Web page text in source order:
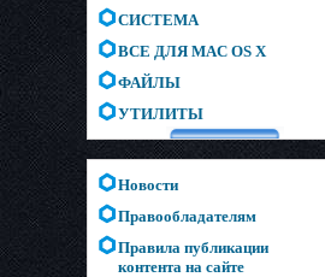
СИСТЕМА
ВСЕ ДЛЯ MAC OS X
ФАЙЛЫ
УТИЛИТЫ
Новости
Правообладателям
Правила публикации
контента на сайте